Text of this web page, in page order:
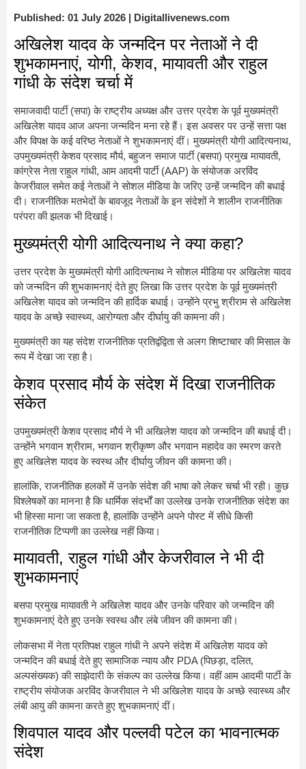
Published: 01 July 2026 | Digitallivenews.com
अखिलेश यादव के जन्मदिन पर नेताओं ने दी
शुभकामनाएं, योगी, केशव, मायावती और राहुल
गांधी के संदेश चर्चा में
समाजवादी पार्टी (सपा) के राष्ट्रीय अध्यक्ष और उत्तर प्रदेश के पूर्व मुख्यमंत्री
अखिलेश यादव आज अपना जन्मदिन मना रहे हैं। इस अवसर पर उन्हें सत्ता पक्ष
और विपक्ष के कई वरिष्ठ नेताओं ने शुभकामनाएं दीं। मुख्यमंत्री योगी आदित्यनाथ,
उपमुख्यमंत्री केशव प्रसाद मौर्य, बहुजन समाज पार्टी (बसपा) प्रमुख मायावती,
कांग्रेस नेता राहुल गांधी, आम आदमी पार्टी (AAP) के संयोजक अरविंद
केजरीवाल समेत कई नेताओं ने सोशल मीडिया के जरिए उन्हें जन्मदिन की बधाई
दी। राजनीतिक मतभेदों के बावजूद नेताओं के इन संदेशों ने शालीन राजनीतिक
परंपरा की झलक भी दिखाई।
मुख्यमंत्री योगी आदित्यनाथ ने क्या कहा?
उत्तर प्रदेश के मुख्यमंत्री योगी आदित्यनाथ ने सोशल मीडिया पर अखिलेश यादव
को जन्मदिन की शुभकामनाएं देते हुए लिखा कि उत्तर प्रदेश के पूर्व मुख्यमंत्री
अखिलेश यादव को जन्मदिन की हार्दिक बधाई। उन्होंने प्रभु श्रीराम से अखिलेश
यादव के अच्छे स्वास्थ्य, आरोग्यता और दीर्घायु की कामना की।
मुख्यमंत्री का यह संदेश राजनीतिक प्रतिद्वंद्विता से अलग शिष्टाचार की मिसाल के
रूप में देखा जा रहा है।
केशव प्रसाद मौर्य के संदेश में दिखा राजनीतिक
संकेत
उपमुख्यमंत्री केशव प्रसाद मौर्य ने भी अखिलेश यादव को जन्मदिन की बधाई दी।
उन्होंने भगवान श्रीराम, भगवान श्रीकृष्ण और भगवान महादेव का स्मरण करते
हुए अखिलेश यादव के स्वस्थ और दीर्घायु जीवन की कामना की।
हालांकि, राजनीतिक हलकों में उनके संदेश की भाषा को लेकर चर्चा भी रही। कुछ
विश्लेषकों का मानना है कि धार्मिक संदर्भों का उल्लेख उनके राजनीतिक संदेश का
भी हिस्सा माना जा सकता है, हालांकि उन्होंने अपने पोस्ट में सीधे किसी
राजनीतिक टिप्पणी का उल्लेख नहीं किया।
मायावती, राहुल गांधी और केजरीवाल ने भी दी
शुभकामनाएं
बसपा प्रमुख मायावती ने अखिलेश यादव और उनके परिवार को जन्मदिन की
शुभकामनाएं देते हुए उनके स्वस्थ और लंबे जीवन की कामना की।
लोकसभा में नेता प्रतिपक्ष राहुल गांधी ने अपने संदेश में अखिलेश यादव को
जन्मदिन की बधाई देते हुए सामाजिक न्याय और PDA (पिछड़ा, दलित,
अल्पसंख्यक) की साझेदारी के संकल्प का उल्लेख किया। वहीं आम आदमी पार्टी के
राष्ट्रीय संयोजक अरविंद केजरीवाल ने भी अखिलेश यादव के अच्छे स्वास्थ्य और
लंबी आयु की कामना करते हुए शुभकामनाएं दीं।
शिवपाल यादव और पल्लवी पटेल का भावनात्मक
संदेश